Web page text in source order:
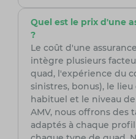
Quel est le prix d'une
?
Le coût d'une
intègre plusieurs
quad, l'expérience du
sinistres, bonus), le
habituel et le niveau
AMV, nous offrons des
adaptés à chaque